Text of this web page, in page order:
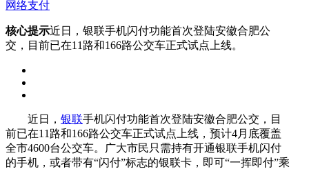
网络支付
核心提示近日，银联手机闪付功能首次登陆安徽合肥公
交，目前已在11路和166路公交车正式试点上线。
近日， 银联手机闪付功能首次登陆安徽合肥公交，目
前已在11路和166路公交车正式试点上线，预计4月底覆盖
全市4600台公交车。广大市民只需持有开通银联手机闪付
的手机，或者带有“闪付”标志的银联卡，即可“一挥即付”乘